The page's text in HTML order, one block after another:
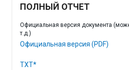
ПОЛНЫЙ ОТЧЕТ
Официальная версия документа
т.д.)
Официальная версия (PDF)
TXT*